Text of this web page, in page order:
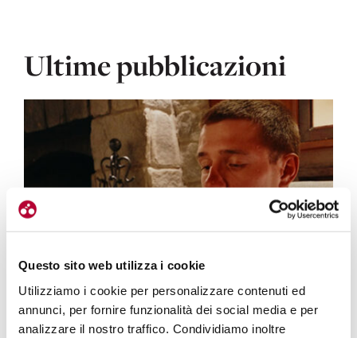
Questo sito web utilizza i cookie
Utilizziamo i cookie per personalizzare contenuti ed
annunci, per fornire funzionalità dei social media e per
analizzare il nostro traffico. Condividiamo inoltre
Ultime pubblicazioni